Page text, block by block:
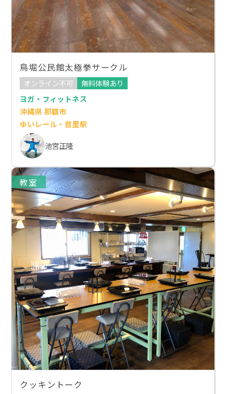
鳥堀公民館太極拳サークル
オンライン不可
無料体験あり
ヨガ・フィットネス
沖縄県 那覇市
ゆいレール・首里駅
池宮正隆
教室
クッキントーク